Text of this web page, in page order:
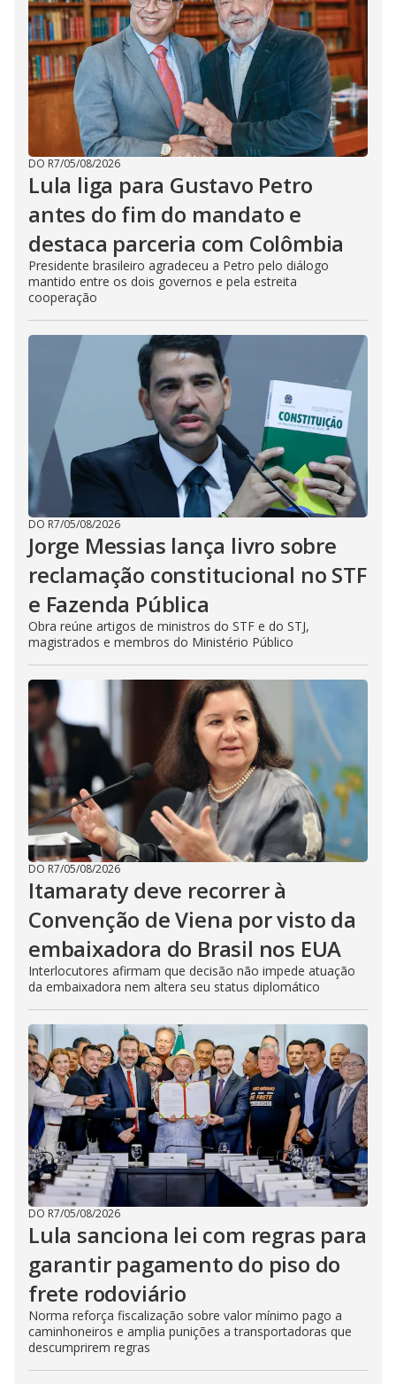
DO R7/05/08/2026
Lula liga para Gustavo Petro
antes do fim do mandato e
destaca parceria com Colômbia
Presidente brasileiro agradeceu a Petro pelo diálogo
mantido entre os dois governos e pela estreita
cooperação
DO R7/05/08/2026
Jorge Messias lança livro sobre
reclamação constitucional no STF
e Fazenda Pública
Obra reúne artigos de ministros do STF e do STJ,
magistrados e membros do Ministério Público
DO R7/05/08/2026
Itamaraty deve recorrer à
Convenção de Viena por visto da
embaixadora do Brasil nos EUA
Interlocutores afirmam que decisão não impede atuação
da embaixadora nem altera seu status diplomático
DO R7/05/08/2026
Lula sanciona lei com regras para
garantir pagamento do piso do
frete rodoviário
Norma reforça fiscalização sobre valor mínimo pago a
caminhoneiros e amplia punições a transportadoras que
descumprirem regras